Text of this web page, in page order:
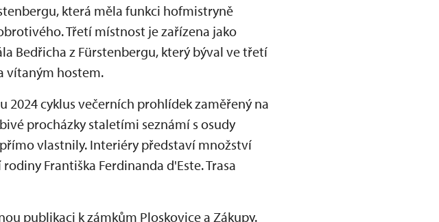
která měla funkci hofmistryně
Třetí místnost je zařízena jako
Bedřicha z Fürstenbergu, který býval ve třetí
vítaným hostem.
2024 cyklus večerních prohlídek zaměřený na
procházky staletími seznámí s osudy
vlastnily. Interiéry představí množství
Františka Ferdinanda d'Este. Trasa
publikaci k zámkům Ploskovice a Zákupy.